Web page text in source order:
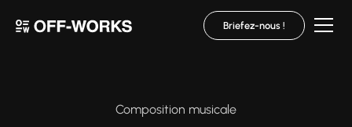
Briefez-nous !
Composition musicale